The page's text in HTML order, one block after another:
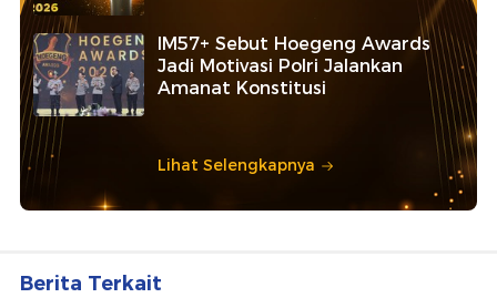
IM57+ Sebut Hoegeng Awards
Jadi Motivasi Polri Jalankan
Amanat Konstitusi
Lihat Selengkapnya
Berita Terkait